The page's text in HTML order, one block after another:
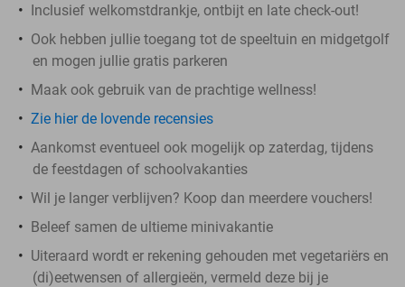
Inclusief welkomstdrankje, ontbijt en late check-out!
Ook hebben jullie toegang tot de speeltuin en midgetgolf
en mogen jullie gratis parkeren
Maak ook gebruik van de prachtige wellness!
Zie hier de lovende recensies
Aankomst eventueel ook mogelijk op zaterdag, tijdens
de feestdagen of schoolvakanties
Wil je langer verblijven? Koop dan meerdere vouchers!
Beleef samen de ultieme minivakantie
Uiteraard wordt er rekening gehouden met vegetariërs en
(di)eetwensen of allergieën, vermeld deze bij je